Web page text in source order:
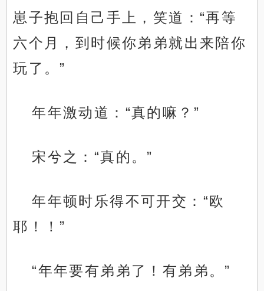
崽子抱回自己手上，笑道：“再等
六个月，到时候你弟弟就出来陪你
玩了。”
年年激动道：“真的嘛？”
宋兮之：“真的。”
年年顿时乐得不可开交：“欧
耶！！”
“年年要有弟弟了！有弟弟。”